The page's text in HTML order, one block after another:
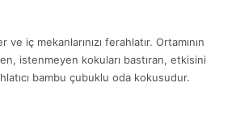
ve iç mekanlarınızı ferahlatır. Ortamının
istenmeyen kokuları bastıran, etkisini
bambu çubuklu oda kokusudur.